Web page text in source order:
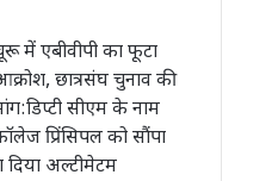
में एबीवीपी का फूटा
छात्रसंघ चुनाव की
सीएम के नाम
प्रिंसिपल को सौंपा
दिया अल्टीमेटम